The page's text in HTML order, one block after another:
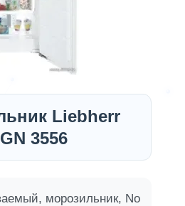
Liebherr
3556
морозильник, No